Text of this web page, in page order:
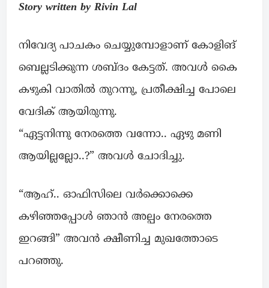
Story written by Rivin Lal
നിവേദ്യ പാചകം ചെയ്യുമ്പോളാണ് കോളിങ്
ബെല്ലടിക്കുന്ന ശബ്ദം കേട്ടത്. അവൾ കൈ
കഴുകി വാതിൽ തുറന്നു, പ്രതീക്ഷിച്ച പോലെ
വേദിക് ആയിരുന്നു.
“ഏട്ടനിന്നു നേരത്തെ വന്നോ.. ഏഴു മണി
ആയില്ലല്ലോ..?” അവൾ ചോദിച്ചു.
“ആഹ്.. ഓഫിസിലെ വർക്കൊക്കെ
കഴിഞ്ഞപ്പോൾ ഞാൻ അല്പം നേരത്തെ
ഇറങ്ങി” അവൻ ക്ഷീണിച്ച മുഖത്തോടെ
പറഞ്ഞു.